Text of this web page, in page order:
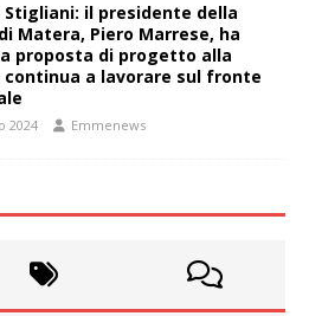
Stigliani: il presidente della
Matera, Piero Marrese, ha
proposta di progetto alla
continua a lavorare sul fronte
2024 Emmenews